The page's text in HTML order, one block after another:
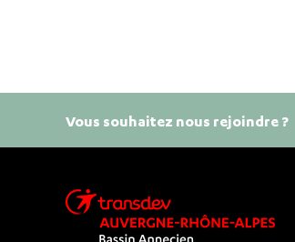
Vous souhaitez nous rejoindre ?